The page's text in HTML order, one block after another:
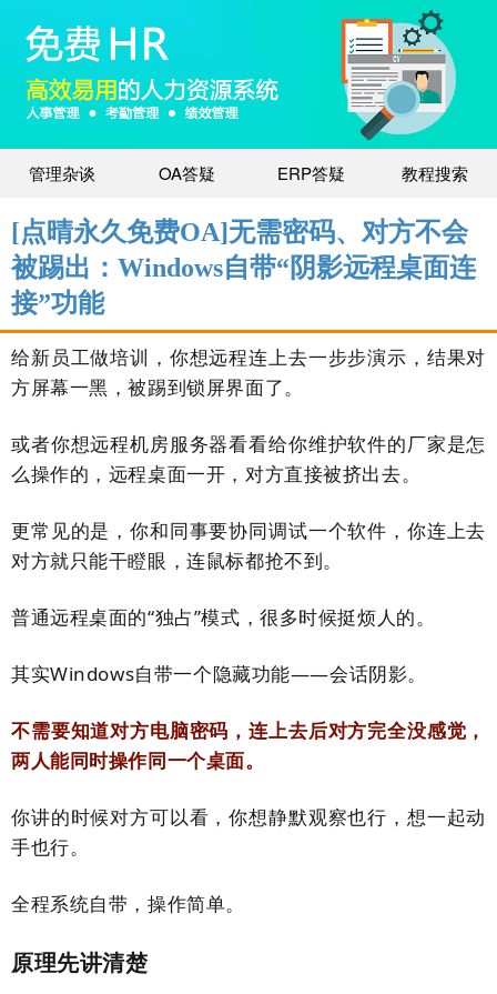
管理杂谈 OA答疑 ERP答疑 教程搜索
[点晴永久免费OA]无需密码、对方不会
被踢出：Windows自带“阴影远程桌面连
接”功能
给新员工做培训，你想远程连上去一步步演示，结果对
方屏幕一黑，被踢到锁屏界面了。
或者你想远程机房服务器看看给你维护软件的厂家是怎
么操作的，远程桌面一开，对方直接被挤出去。
更常见的是，你和同事要协同调试一个软件，你连上去
对方就只能干瞪眼，连鼠标都抢不到。
普通远程桌面的“独占”模式，很多时候挺烦人的。
其实Windows自带一个隐藏功能——会话阴影。
不需要知道对方电脑密码，连上去后对方完全没感觉，
两人能同时操作同一个桌面。
你讲的时候对方可以看，你想静默观察也行，想一起动
手也行。
全程系统自带，操作简单。
原理先讲清楚